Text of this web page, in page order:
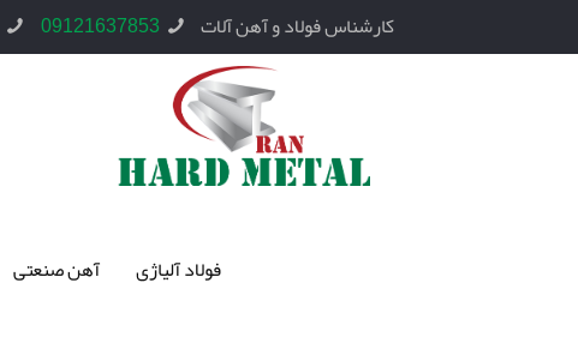
کارشناس فولاد و آهن آلات 09121637853
فولاد آلیاژی آهن صنعتی